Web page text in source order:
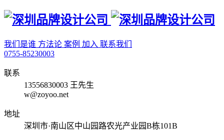
我们是谁 方法论 案例 加入 联系我们
0755-85230003
联系
13556830003 王先生
w@zoyoo.net
地址
深圳市·南山区中山园路农光产业园B栋101B